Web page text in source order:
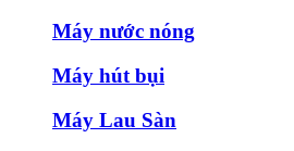
Máy nước nóng
Máy hút bụi
Máy Lau Sàn